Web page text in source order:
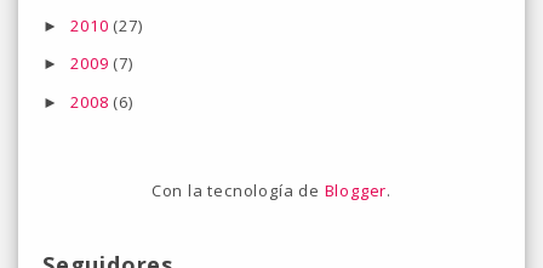
►2010 (27)
►2009 (7)
►2008 (6)
Con la tecnología de Blogger.